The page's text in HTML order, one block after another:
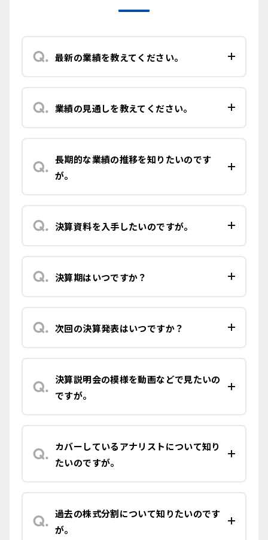
最新の業績を教えてください。
業績の見通しを教えてください。
長期的な業績の推移を知りたいのです
が。
決算資料を入手したいのですが。
決算期はいつですか？
次回の決算発表はいつですか？
決算説明会の模様を動画などで見たいの
ですが。
カバーしているアナリストについて知り
たいのですが。
過去の株式分割について知りたいのです
が。